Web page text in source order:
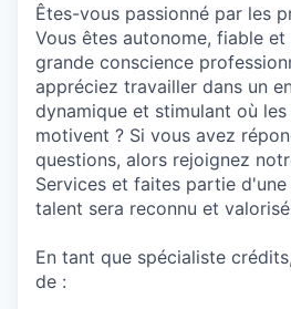
Êtes-vous passionné par les
Vous êtes autonome, fiable
grande conscience
appréciez travailler dans un
dynamique et stimulant où
motivent ? Si vous avez
questions, alors rejoignez
Services et faites partie
talent sera reconnu et
En tant que spécialiste
de :